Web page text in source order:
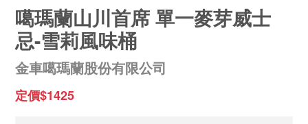
噶瑪蘭山川首席 單一麥芽威士
忌-雪莉風味桶
金車噶瑪蘭股份有限公司
定價$1425